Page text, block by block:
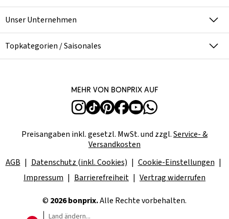
Unser Unternehmen
Topkategorien / Saisonales
Mehr von bonprix auf
Preisangaben inkl. gesetzl. MwSt. und zzgl.Service- &
Versandkosten
AGB
Datenschutz (inkl. Cookies)
Cookie-Einstellungen
Impressum
Barrierefreiheit Vertrag widerrufen
© 2026 bonprix.Alle Rechte vorbehalten.
Land ändern...